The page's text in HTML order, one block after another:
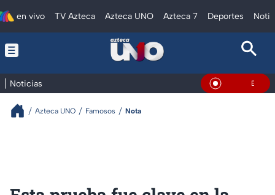
en vivo TV Azteca Azteca UNO Azteca 7 Deportes
Noticias En Vivo
Azteca UNO Famosos Nota